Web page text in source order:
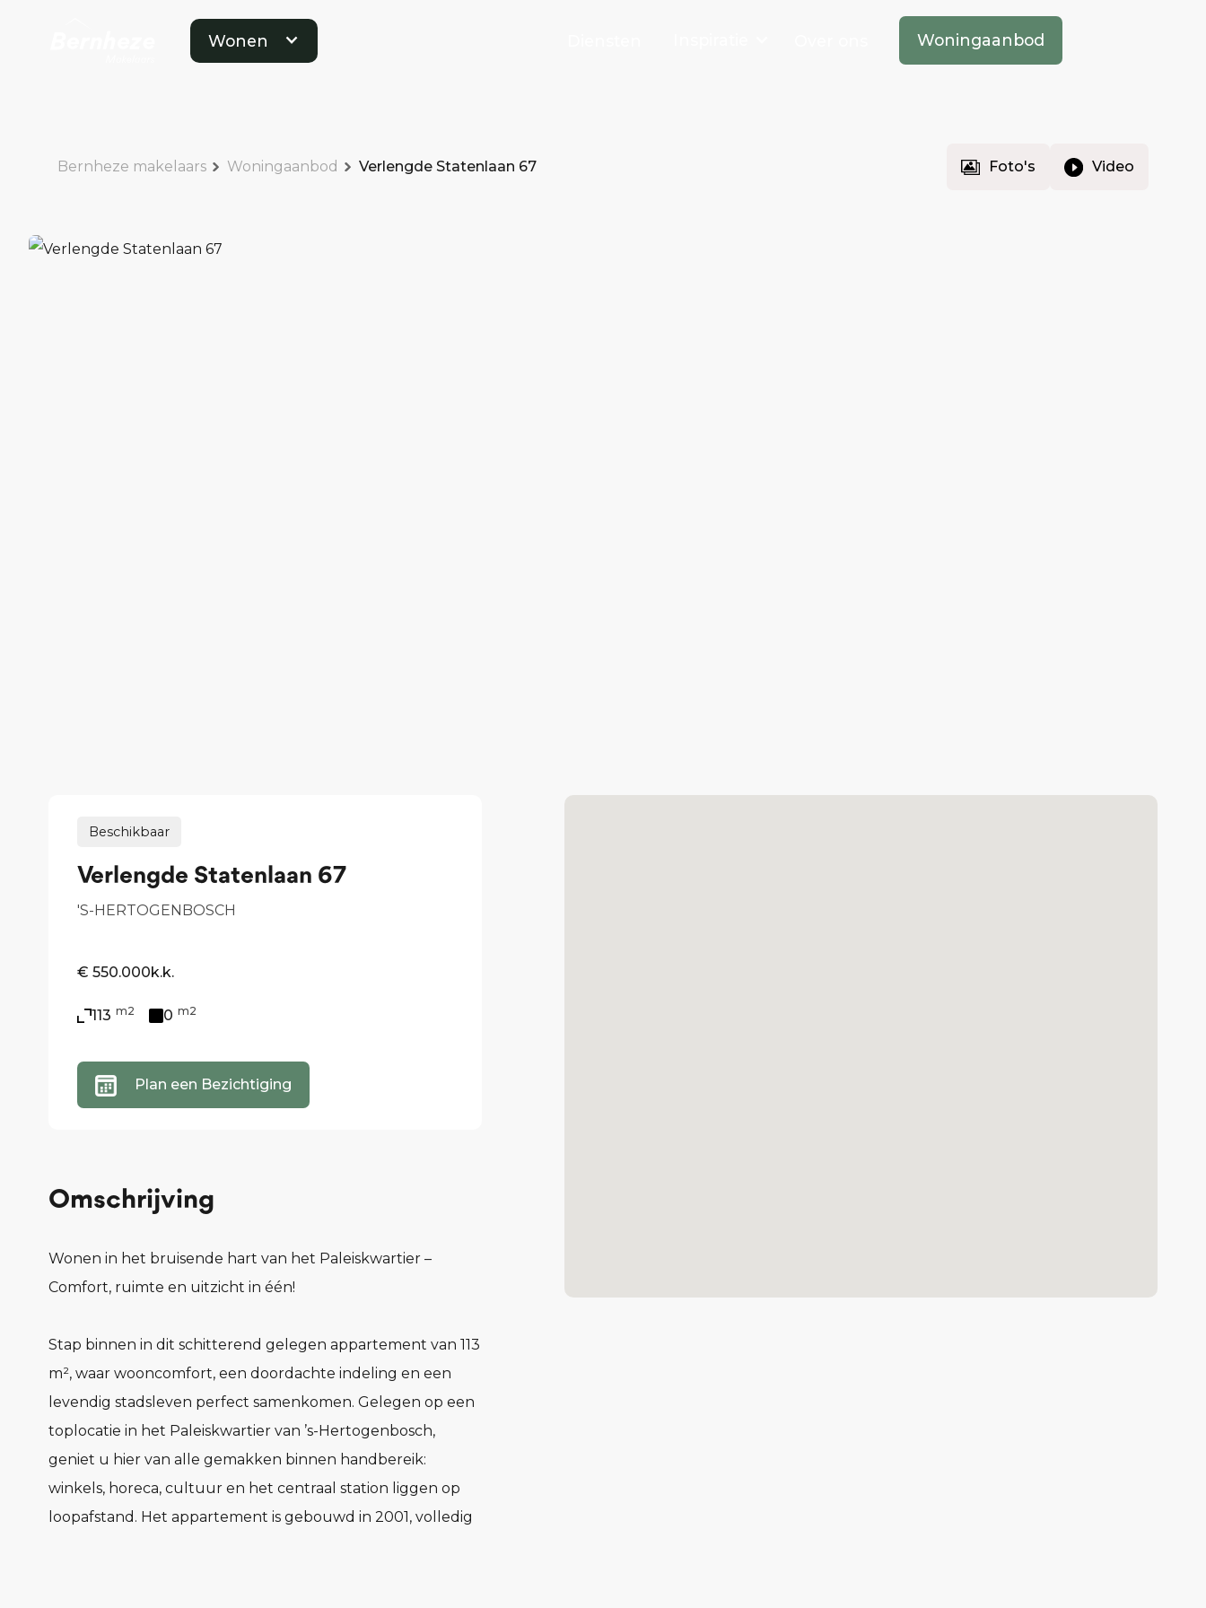
Wonen Woningaanbod
Bernheze makelaars Woningaanbod Verlengde Statenlaan 67 Foto's Video
Beschikbaar
Verlengde Statenlaan 67
'S-HERTOGENBOSCH
€ 550.000k.k.
113 m2 0 m2
Plan een Bezichtiging
Omschrijving
Wonen in het bruisende hart van het Paleiskwartier –
Comfort, ruimte en uitzicht in één!
Stap binnen in dit schitterend gelegen appartement van 113
m², waar wooncomfort, een doordachte indeling en een
levendig stadsleven perfect samenkomen. Gelegen op een
toplocatie in het Paleiskwartier van ’s-Hertogenbosch,
geniet u hier van alle gemakken binnen handbereik:
winkels, horeca, cultuur en het centraal station liggen op
loopafstand. Het appartement is gebouwd in 2001, volledig